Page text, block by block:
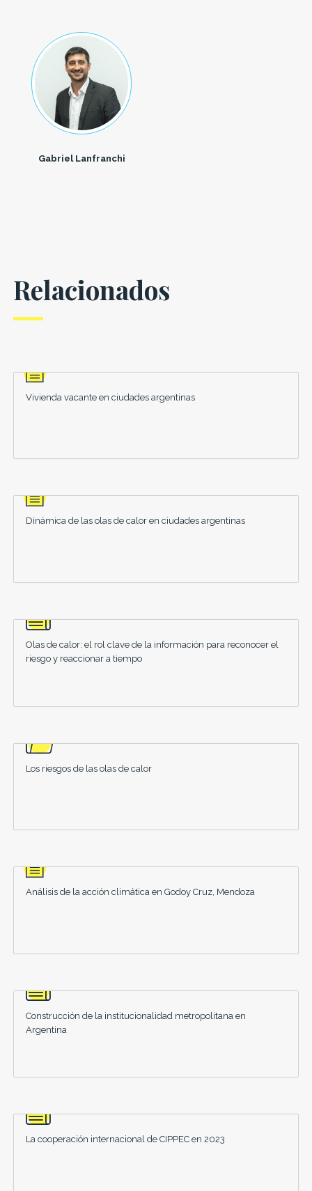
Gabriel Lanfranchi
Relacionados
Vivienda vacante en ciudades argentinas
Dinámica de las olas de calor en ciudades argentinas
Olas de calor: el rol clave de la información para reconocer el
riesgo y reaccionar a tiempo
Los riesgos de las olas de calor
Análisis de la acción climática en Godoy Cruz, Mendoza
Construcción de la institucionalidad metropolitana en
Argentina
La cooperación internacional de CIPPEC en 2023